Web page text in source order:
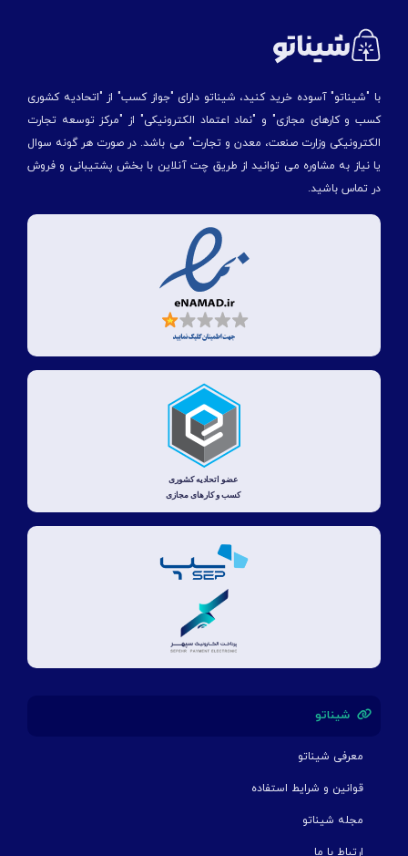
با "شیناتو" آسوده خرید کنید، شیناتو دارای "جواز کسب" از "اتحادیه کشوری
کسب و کارهای مجازی" و "نماد اعتماد الکترونیکی" از "مركز توسعه تجارت
الكترونیكی وزارت صنعت، معدن و تجارت" می باشد. در صورت هر گونه سوال
یا نیاز به مشاوره می توانید از طریق چت آنلاین با بخش پشتیبانی و فروش
در تماس باشید.
شیناتو
معرفی شیناتو
قوانین و شرایط استفاده
مجله شیناتو
ارتباط با ما